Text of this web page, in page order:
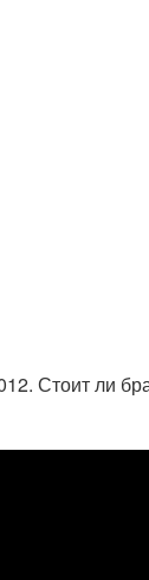
Стоит ли